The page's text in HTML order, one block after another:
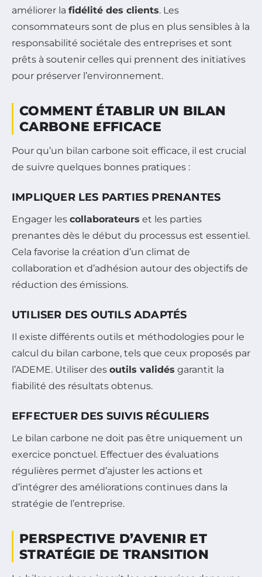
améliorer la fidélité des clients. Les
consommateurs sont de plus en plus sensibles à la
responsabilité sociétale des entreprises et sont
prêts à soutenir celles qui prennent des initiatives
pour préserver l’environnement.
COMMENT ÉTABLIR UN BILAN
CARBONE EFFICACE
Pour qu’un bilan carbone soit efficace, il est crucial
de suivre quelques bonnes pratiques :
IMPLIQUER LES PARTIES PRENANTES
Engager les collaborateurs et les parties
prenantes dès le début du processus est essentiel.
Cela favorise la création d’un climat de
collaboration et d’adhésion autour des objectifs de
réduction des émissions.
UTILISER DES OUTILS ADAPTÉS
Il existe différents outils et méthodologies pour le
calcul du bilan carbone, tels que ceux proposés par
l’ADEME. Utiliser des outils validés garantit la
fiabilité des résultats obtenus.
EFFECTUER DES SUIVIS RÉGULIERS
Le bilan carbone ne doit pas être uniquement un
exercice ponctuel. Effectuer des évaluations
régulières permet d’ajuster les actions et
d’intégrer des améliorations continues dans la
stratégie de l’entreprise.
PERSPECTIVE D’AVENIR ET
STRATÉGIE DE TRANSITION